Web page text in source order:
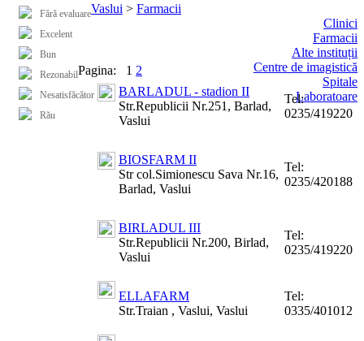
Fără evaluare
Excelent
Bun
Rezonabil
Nesatisfăcător
Rău
Vaslui > Farmacii
Clinici
Farmacii
Alte instituții
Centre de imagistică
Spitale
Laboratoare
Pagina: 1 2
BARLADUL - stadion II
Str.Republicii Nr.251, Barlad,
Vaslui
Tel:
0235/419220
BIOSFARM II
Str col.Simionescu Sava Nr.16,
Barlad, Vaslui
Tel:
0235/420188
BIRLADUL III
Str.Republicii Nr.200, Birlad,
Vaslui
Tel:
0235/419220
ELLAFARM
Str.Traian , Vaslui, Vaslui
Tel:
0335/401012